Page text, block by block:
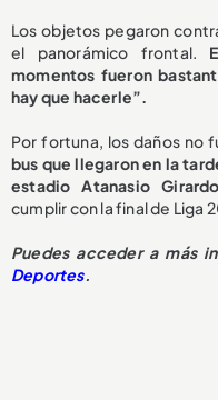
Los objetos pegaron
el panorámico frontal.
momentos fueron
hay que hacerle”.
Por fortuna, los daños no
bus que llegaron en la
estadio Atanasio
cumplir con la final de Liga
Puedes acceder a más
Deportes.